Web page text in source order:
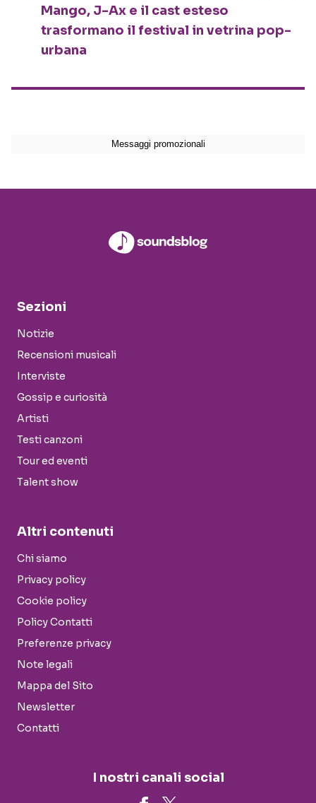
Mango, J-Ax e il cast esteso
trasformano il festival in vetrina pop-
urbana
Sezioni
Notizie
Recensioni musicali
Interviste
Gossip e curiosità
Artisti
Testi canzoni
Tour ed eventi
Talent show
Altri contenuti
Chi siamo
Privacy policy
Cookie policy
Policy Contatti
Preferenze privacy
Note legali
Mappa del Sito
Newsletter
Contatti
I nostri canali social